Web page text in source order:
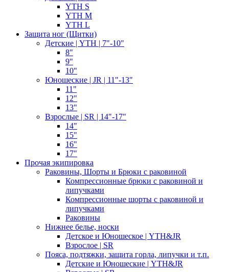
YTH S
YTH M
YTH L
Защита ног (Щитки)
Детские | YTH | 7"-10"
8"
9"
10"
Юношеские | JR | 11"-13"
11"
12"
13"
Взрослые | SR | 14"-17"
14"
15"
16"
17"
Прочая экипировка
Раковины, Шорты и Брюки с раковиной
Компрессионные брюки с раковиной и
липучками
Компрессионные шорты с раковиной и
липучками
Раковины
Нижнее белье, носки
Детское и Юношеское | YTH&JR
Взрослое | SR
Пояса, подтяжки, защита горла, липучки и т.п.
Детские и Юношеские | YTH&JR